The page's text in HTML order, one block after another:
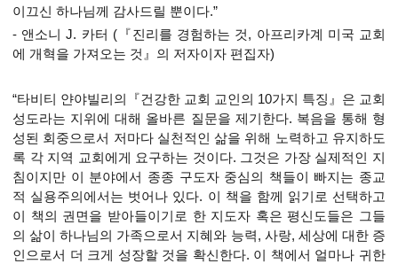
이끄신 하나님께 감사드릴 뿐이다.”
- 앤소니 J. 카터 (『진리를 경험하는 것, 아프리카계 미국 교회
에 개혁을 가져오는 것』의 저자이자 편집자)
“타비티 얀야빌리의『건강한 교회 교인의 10가지 특징』은 교회
성도라는 지위에 대해 올바른 질문을 제기한다. 복음을 통해 형
성된 회중으로서 저마다 실천적인 삶을 위해 노력하고 유지하도
록 각 지역 교회에게 요구하는 것이다. 그것은 가장 실제적인 지
침이지만 이 분야에서 종종 구도자 중심의 책들이 빠지는 종교
적 실용주의에서는 벗어나 있다. 이 책을 함께 읽기로 선택하고
이 책의 권면을 받아들이기로 한 지도자 혹은 평신도들은 그들
의 삶이 하나님의 가족으로서 지혜와 능력, 사랑, 세상에 대한 증
인으로서 더 크게 성장할 것을 확신한다. 이 책에서 얼마나 귀한